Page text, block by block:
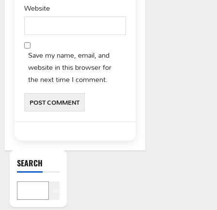
Website
Save my name, email, and
website in this browser for
the next time I comment.
SEARCH